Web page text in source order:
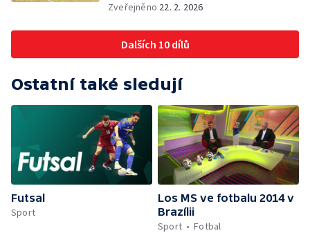
Zveřejněno 22. 2. 2026
Dalších 10 dílů
Ostatní také sledují
Futsal
Sport
Los MS ve fotbalu 2014 v
Brazílii
Sport
Fotbal